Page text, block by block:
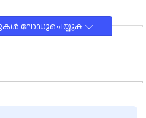
ലോഡുചെയ്യുക